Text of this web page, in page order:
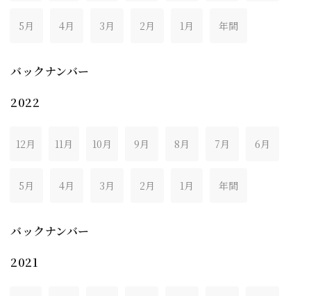
5月 4月 3月 2月 1月 年間
バックナンバー
2022
12月 11月 10月 9月 8月 7月 6月
5月 4月 3月 2月 1月 年間
バックナンバー
2021